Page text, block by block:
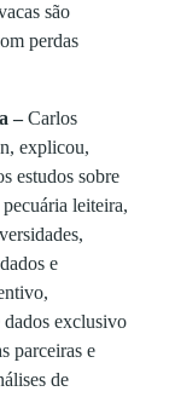
são
perdas
–Carlos
explicou,
estudos sobre
leiteira,
e
exclusivo
parceiras e
de